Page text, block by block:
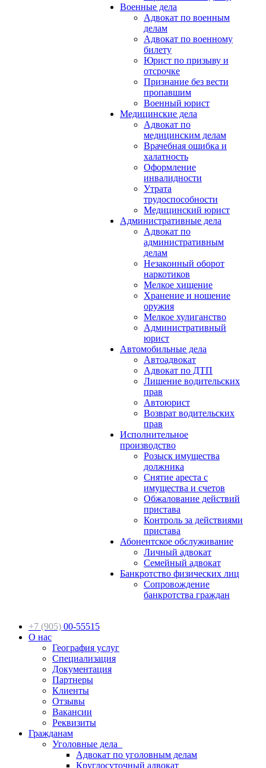
Военные дела
Адвокат по военным
делам
Адвокат по военному
билету
Юрист по призыву и
отсрочке
Признание без вести
пропавшим
Военный юрист
Медицинские дела
Адвокат по
медицинским делам
Врачебная ошибка и
халатность
Оформление
инвалидности
Утрата
трудоспособности
Медицинский юрист
Административные дела
Адвокат по
административным
делам
Незаконный оборот
наркотиков
Мелкое хищение
Хранение и ношение
оружия
Мелкое хулиганство
Административный
юрист
Автомобильные дела
Автоадвокат
Адвокат по ДТП
Лишение водительских
прав
Автоюрист
Возврат водительских
прав
Исполнительное
производство
Розыск имущества
должника
Снятие ареста с
имущества и счетов
Обжалование действий
пристава
Контроль за действиями
пристава
Абонентское обслуживание
Личный адвокат
Семейный адвокат
Банкротство физических лиц
Сопровождение
банкротства граждан
+7 (905) 00-55515
О нас
География услуг
Специализация
Документация
Партнеры
Клиенты
Отзывы
Вакансии
Реквизиты
Гражданам
Уголовные дела
Адвокат по уголовным делам
Круглосуточный адвокат